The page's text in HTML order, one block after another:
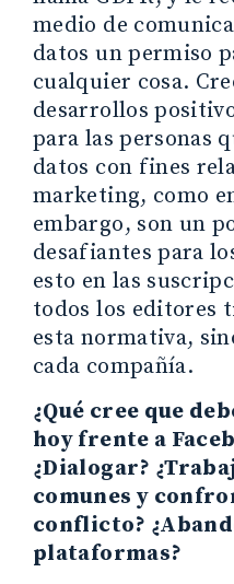
medio de
datos un permiso
cualquier cosa.
desarrollos
para las personas
datos con fines
marketing, como
embargo, son un
desafiantes para
esto en las
todos los editores
esta normativa,
cada compañía.
¿Qué cree que
hoy frente a
¿Dialogar?
comunes y
conflicto?
plataformas?